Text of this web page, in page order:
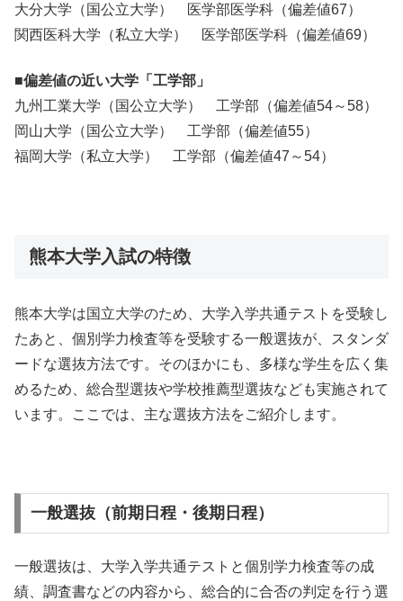
大分大学（国公立大学） 医学部医学科（偏差値67）
関西医科大学（私立大学） 医学部医学科（偏差値69）
■偏差値の近い大学「工学部」
九州工業大学（国公立大学） 工学部（偏差値54～58）
岡山大学（国公立大学） 工学部（偏差値55）
福岡大学（私立大学） 工学部（偏差値47～54）
熊本大学入試の特徴
熊本大学は国立大学のため、大学入学共通テストを受験し
たあと、個別学力検査等を受験する一般選抜が、スタンダ
ードな選抜方法です。そのほかにも、多様な学生を広く集
めるため、総合型選抜や学校推薦型選抜なども実施されて
います。ここでは、主な選抜方法をご紹介します。
一般選抜（前期日程・後期日程）
一般選抜は、大学入学共通テストと個別学力検査等の成
績、調査書などの内容から、総合的に合否の判定を行う選